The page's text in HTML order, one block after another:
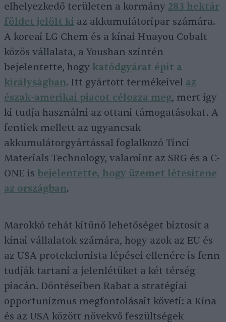
elhelyezkedő területen a kormány 283 hektár
földet jelölt ki az akkumulátoripar számára.
A koreai LG Chem és a kínai Huayou Cobalt
közös vállalata, a Youshan szintén
bejelentette, hogy katódgyárat épít a
királyságban. Itt gyártott termékeivel az
észak-amerikai piacot célozza meg, mert így
ki tudja használni az ottani támogatásokat. A
fentiek mellett az ugyancsak
akkumulátorgyártással foglalkozó Tinci
Materials Technology, valamint az SRG és a C-
ONE is bejelentette, hogy üzemet létesítene
az országban.
Marokkó tehát kitűnő lehetőséget biztosít a
kínai vállalatok számára, hogy azok az EU és
az USA protekcionista lépései ellenére is fenn
tudják tartani a jelenlétüket a két térség
piacán. Döntéseiben Rabat a stratégiai
opportunizmus megfontolásait követi: a Kína
és az USA között növekvő feszültségek